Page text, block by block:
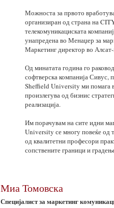
Можноста за првото
организиран од страна на
телекомуникациската
унапредена во Менаџер за
Маркетинг директор во Алсат-
Од минатата година го
софтверска компанија
Sheffield University ми помага
произлегува од бизнис
реализација.
Им порачувам на сите идни
University се многу повеќе од
од квалитетни професори
сопствените граници и
Миа Томовска
Специјалист за маркетинг